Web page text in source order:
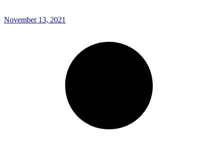
November 13, 2021